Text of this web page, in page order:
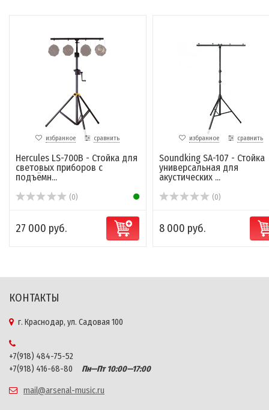
избранное сравнить
Hercules LS-700B - Стойка для
световых приборов с
подъёмн...
(0)
27 000 руб.
избранное сравнить
Soundking SA-107 - Стойка
универсальная для
акустических ...
(0)
8 000 руб.
КОНТАКТЫ
г. Краснодар, ул. Садовая 100
+7(918) 484-75-52
+7(918) 416-68-80
Пн—Пт 10:00—17:00
mail@arsenal-music.ru